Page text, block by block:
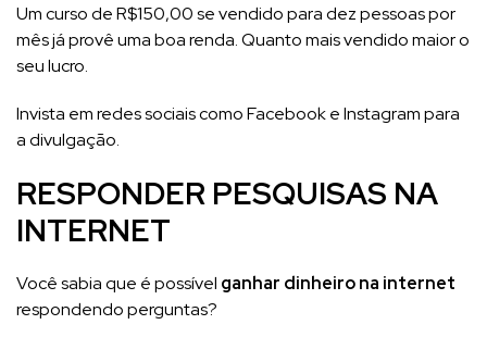
Um curso de R$150,00 se vendido para dez pessoas por
mês já provê uma boa renda. Quanto mais vendido maior o
seu lucro.
Invista em redes sociais como Facebook e Instagram para
a divulgação.
RESPONDER PESQUISAS NA
INTERNET
Você sabia que é possível ganhar dinheiro na internet
respondendo perguntas?